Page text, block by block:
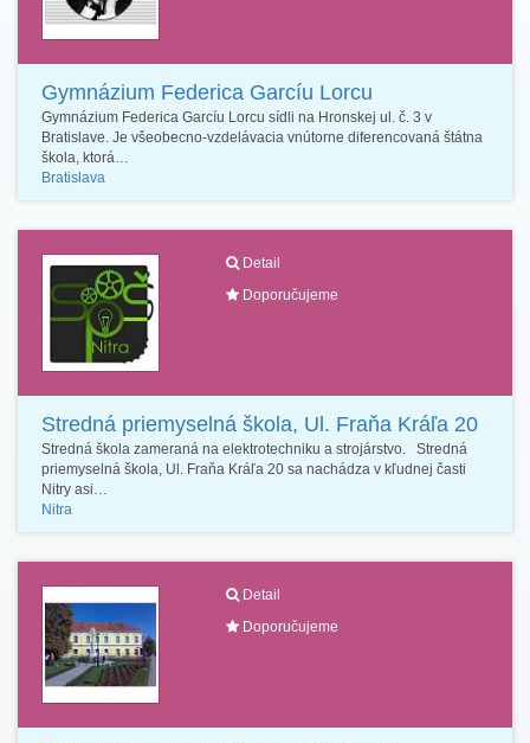
Gymnázium Federica Garcíu Lorcu
Gymnázium Federica Garcíu Lorcu sídli na Hronskej ul. č. 3 v
Bratislave. Je všeobecno-vzdelávacia vnútorne diferencovaná štátna
škola, ktorá…
Bratislava
Detail
Doporučujeme
Stredná priemyselná škola, Ul. Fraňa Kráľa 20
Stredná škola zameraná na elektrotechniku a strojárstvo. Stredná
priemyselná škola, Ul. Fraňa Kráľa 20 sa nachádza v kľudnej časti
Nitry asi…
Nitra
Detail
Doporučujeme